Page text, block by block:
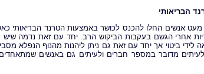
הבריאותי
אנשים החלו להכנס לכושר באמצעות הטרנד הבריאותי
אחרי הגשם בעקבות הביקוש הרב. יחד עם זאת נדמה
לידי ביטוי אך יחד עם זאת גם ניתן ליהנות מהנוף הנפלא
מדובר במספר חברים ולעיתים גם באנשים